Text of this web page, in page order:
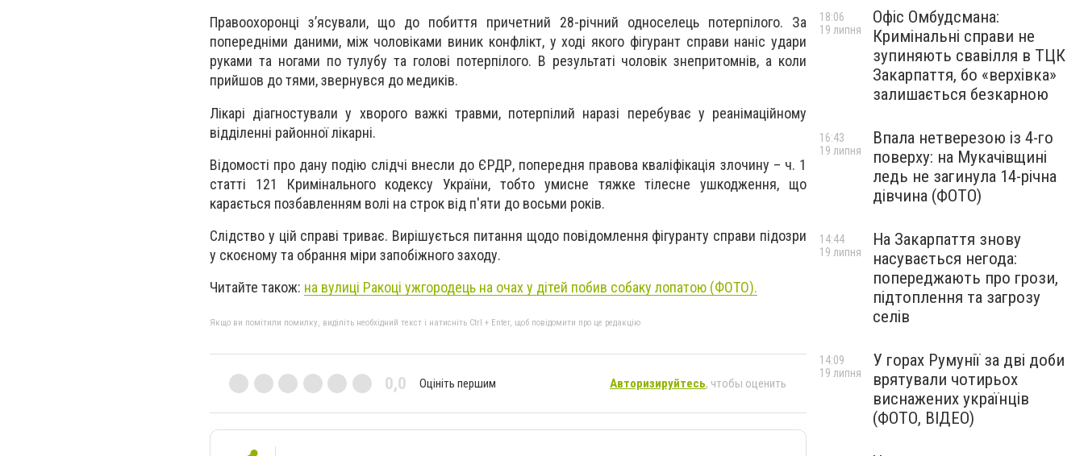
Правоохоронці з’ясували, що до побиття причетний 28-річний односелець потерпілого. За
попередніми даними, між чоловіками виник конфлікт, у ході якого фігурант справи наніс удари
руками та ногами по тулубу та голові потерпілого. В результаті чоловік знепритомнів, а коли
прийшов до тями, звернувся до медиків.
Лікарі діагностували у хворого важкі травми, потерпілий наразі перебуває у реанімаційному
відділенні районної лікарні.
Відомості про дану подію слідчі внесли до ЄРДР, попередня правова кваліфікація злочину – ч. 1
статті 121 Кримінального кодексу України, тобто умисне тяжке тілесне ушкодження, що
карається позбавленням волі на строк від п'яти до восьми років.
Слідство у цій справі триває. Вирішується питання щодо повідомлення фігуранту справи підозри
у скоєному та обрання міри запобіжного заходу.
Читайте також: на вулиці Ракоці ужгородець на очах у дітей побив собаку лопатою (ФОТО).
Якщо ви помітили помилку, виділіть необхідний текст і натисніть Ctrl + Enter, щоб повідомити про це редакцію
0,0 Оцініть першим Авторизируйтесь, чтобы оценить
Офіс Омбудсмана:
Кримінальні справи не
зупиняють свавілля в ТЦК
Закарпаття, бо «верхівка»
залишається безкарною
18:06
19 липня
Впала нетверезою із 4-го
поверху: на Мукачівщині
ледь не загинула 14-річна
дівчина (ФОТО)
16:43
19 липня
На Закарпаття знову
насувається негода:
попереджають про грози,
підтоплення та загрозу
селів
14:44
19 липня
У горах Румунії за дві доби
врятували чотирьох
виснажених українців
(ФОТО, ВІДЕО)
14:09
19 липня